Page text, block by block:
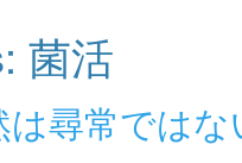
菌活
尋常では